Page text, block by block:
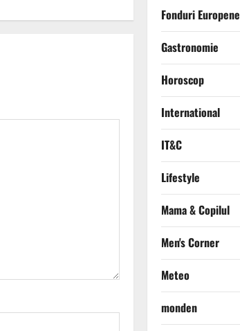
Fonduri Europene
Gastronomie
Horoscop
International
IT&C
Lifestyle
Mama & Copilul
Men's Corner
Meteo
monden